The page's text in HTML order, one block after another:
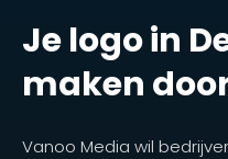
Je logo in
maken
Vanoo Media wil